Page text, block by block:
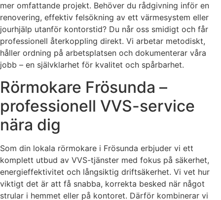
mer omfattande projekt. Behöver du rådgivning inför en
renovering, effektiv felsökning av ett värmesystem eller
jourhjälp utanför kontorstid? Du når oss smidigt och får
professionell återkoppling direkt. Vi arbetar metodiskt,
håller ordning på arbetsplatsen och dokumenterar våra
jobb – en självklarhet för kvalitet och spårbarhet.
Rörmokare Frösunda –
professionell VVS-service
nära dig
Som din lokala rörmokare i Frösunda erbjuder vi ett
komplett utbud av VVS-tjänster med fokus på säkerhet,
energieffektivitet och långsiktig driftsäkerhet. Vi vet hur
viktigt det är att få snabba, korrekta besked när något
strular i hemmet eller på kontoret. Därför kombinerar vi